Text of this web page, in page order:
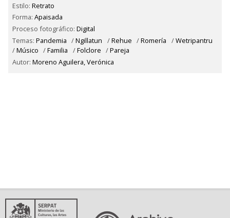
Estilo: Retrato
Forma: Apaisada
Proceso fotográfico: Digital
Temas: Pandemia /Ngillatun /Rehue /Romería /Wetripantru
/Músico /Familia /Folclore /Pareja
Autor: Moreno Aguilera, Verónica